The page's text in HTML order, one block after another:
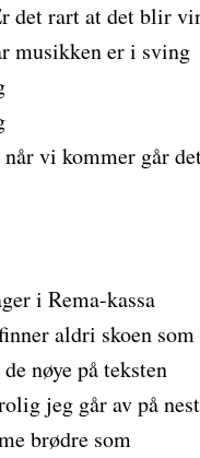
det rart at det blir
musikken er i sving
vi kommer går
i Rema-kassa
aldri skoen som
nøye på teksten
jeg går av på
brødre som